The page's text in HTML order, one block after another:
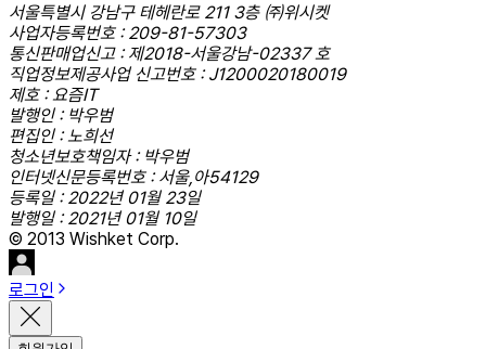
서울특별시 강남구 테헤란로 211 3층 ㈜위시켓
사업자등록번호 : 209-81-57303
통신판매업신고 : 제2018-서울강남-02337 호
직업정보제공사업 신고번호 : J1200020180019
제호 : 요즘IT
발행인 : 박우범
편집인 : 노희선
청소년보호책임자 : 박우범
인터넷신문등록번호 : 서울,아54129
등록일 : 2022년 01월 23일
발행일 : 2021년 01월 10일
© 2013 Wishket Corp.
로그인